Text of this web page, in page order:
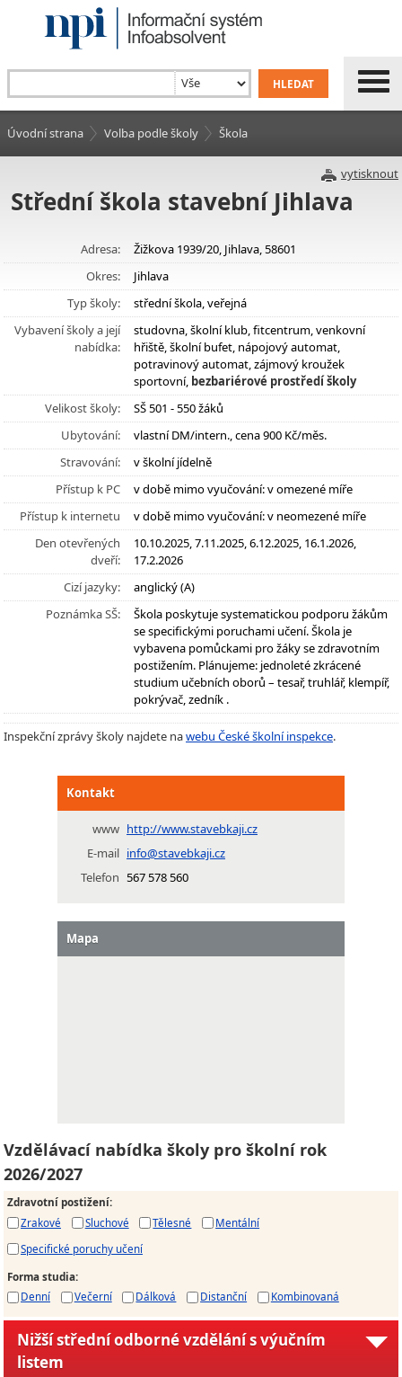
Úvodní strana Volba podle školy Škola
vytisknout
Střední škola stavební Jihlava
Adresa:
Žižkova 1939/20, Jihlava, 58601
Okres:
Jihlava
Typ školy:
střední škola, veřejná
Vybavení školy a její
nabídka:
studovna, školní klub, fitcentrum, venkovní
hřiště, školní bufet, nápojový automat,
potravinový automat, zájmový kroužek
sportovní, bezbariérové prostředí školy
Velikost školy:
SŠ 501 - 550 žáků
Ubytování:
vlastní DM/intern., cena 900 Kč/měs.
Stravování:
v školní jídelně
Přístup k PC
v době mimo vyučování: v omezené míře
Přístup k internetu
v době mimo vyučování: v neomezené míře
Den otevřených
dveří:
10.10.2025, 7.11.2025, 6.12.2025, 16.1.2026,
17.2.2026
Cizí jazyky:
anglický (A)
Poznámka SŠ:
Škola poskytuje systematickou podporu žákům
se specifickými poruchami učení. Škola je
vybavena pomůckami pro žáky se zdravotním
postižením. Plánujeme: jednoleté zkrácené
studium učebních oborů – tesař, truhlář, klempíř,
pokrývač, zedník .
Inspekční zprávy školy najdete nawebu České školní inspekce.
Kontakt
www http://www.stavebkaji.cz
E-mail info@stavebkaji.cz
Telefon 567 578 560
Mapa
Vzdělávací nabídka školy pro školní rok
2026/2027
Zdravotní postižení:
Zrakové
Sluchové Tělesné
Mentální
Specifické poruchy učení
Forma studia:
Denní
Večerní Dálková Distanční Kombinovaná
Nižší střední odborné vzdělání s výučním
listem